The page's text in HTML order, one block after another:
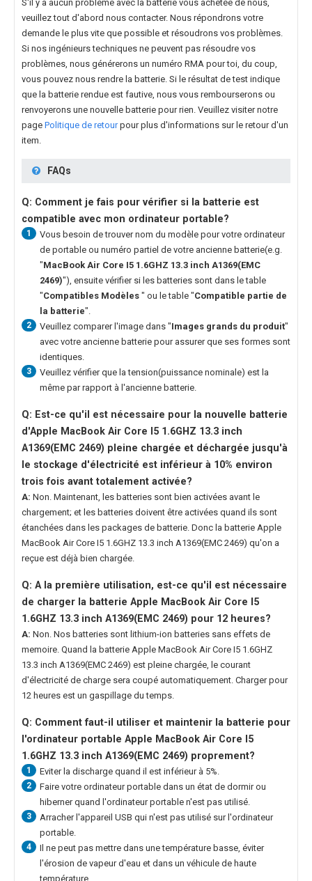
S'il y a aucun problème avec la batterie vous achetée de nous,
veuillez tout d'abord nous contacter. Nous répondrons votre
demande le plus vite que possible et résoudrons vos problèmes.
Si nos ingénieurs techniques ne peuvent pas résoudre vos
problèmes, nous générerons un numéro RMA pour toi, du coup,
vous pouvez nous rendre la batterie. Si le résultat de test indique
que la batterie rendue est fautive, nous vous rembourserons ou
renvoyerons une nouvelle batterie pour rien. Veuillez visiter notre
page Politique de retourpour plus d'informations sur le retour d'un
item.
FAQs
Q: Comment je fais pour vérifier si la batterie est
compatible avec mon ordinateur portable?
1
Vous besoin de trouver nom du modèle pour votre ordinateur
de portable ou numéro partiel de votre ancienne batterie(e.g.
"MacBook Air Core I5 1.6GHZ 13.3 inch A1369(EMC
2469)"), ensuite vérifier si les batteries sont dans le table
"Compatibles Modèles " ou le table "Compatible partie de
la batterie".
2 Veuillez comparer l'image dans "Images grands du produit"
avec votre ancienne batterie pour assurer que ses formes sont
identiques.
3
Veuillez vérifier que la tension(puissance nominale) est la
même par rapport à l'ancienne batterie.
Q: Est-ce qu'il est nécessaire pour la nouvelle batterie
d'Apple MacBook Air Core I5 1.6GHZ 13.3 inch
A1369(EMC 2469) pleine chargée et déchargée jusqu'à
le stockage d'électricité est inférieur à 10% environ
trois fois avant totalement activée?
A: Non. Maintenant, les batteries sont bien activées avant le
chargement; et les batteries doivent être activées quand ils sont
étanchées dans les packages de batterie. Donc la batterie Apple
MacBook Air Core I5 1.6GHZ 13.3 inch A1369(EMC 2469) qu'on a
reçue est déjà bien chargée.
Q: A la première utilisation, est-ce qu'il est nécessaire
de charger la batterie Apple MacBook Air Core I5
1.6GHZ 13.3 inch A1369(EMC 2469) pour 12 heures?
A: Non. Nos batteries sont lithium-ion batteries sans effets de
memoire. Quand la batterie Apple MacBook Air Core I5 1.6GHZ
13.3 inch A1369(EMC 2469) est pleine chargée, le courant
d'électricité de charge sera coupé automatiquement. Charger pour
12 heures est un gaspillage du temps.
Q: Comment faut-il utiliser et maintenir la batterie pour
l'ordinateur portable Apple MacBook Air Core I5
1.6GHZ 13.3 inch A1369(EMC 2469) proprement?
1 Eviter la discharge quand il est inférieur à 5%.
2
Faire votre ordinateur portable dans un état de dormir ou
hiberner quand l'ordinateur portable n'est pas utilisé.
3
Arracher l'appareil USB qui n'est pas utilisé sur l'ordinateur
portable.
4
Il ne peut pas mettre dans une température basse, éviter
l'érosion de vapeur d'eau et dans un véhicule de haute
température.